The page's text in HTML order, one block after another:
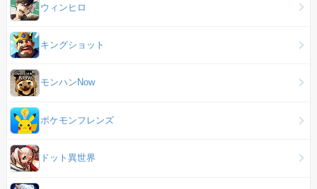
ウィンヒロ
キングショット
モンハンNow
ポケモンフレンズ
ドット異世界